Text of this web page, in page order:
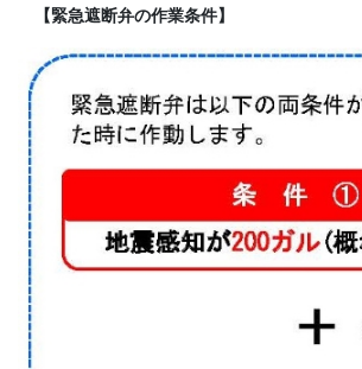
【緊急遮断弁の作業条件】